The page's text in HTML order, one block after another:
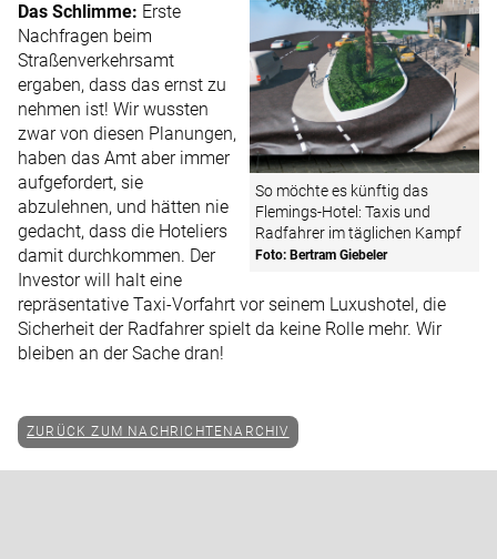
So möchte es künftig das
Flemings-Hotel: Taxis und
Radfahrer im täglichen Kampf
Foto: Bertram Giebeler
Das Schlimme: Erste
Nachfragen beim
Straßenverkehrsamt
ergaben, dass das ernst zu
nehmen ist! Wir wussten
zwar von diesen Planungen,
haben das Amt aber immer
aufgefordert, sie
abzulehnen, und hätten nie
gedacht, dass die Hoteliers
damit durchkommen. Der
Investor will halt eine
repräsentative Taxi-Vorfahrt vor seinem Luxushotel, die
Sicherheit der Radfahrer spielt da keine Rolle mehr. Wir
bleiben an der Sache dran!
ZURÜCK ZUM NACHRICHTENARCHIV